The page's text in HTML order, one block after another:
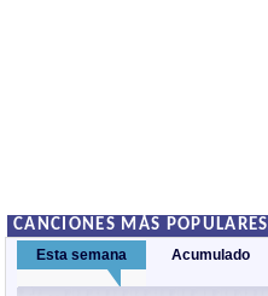
CANCIONES MÁS POPULARES
Esta semana Acumulado